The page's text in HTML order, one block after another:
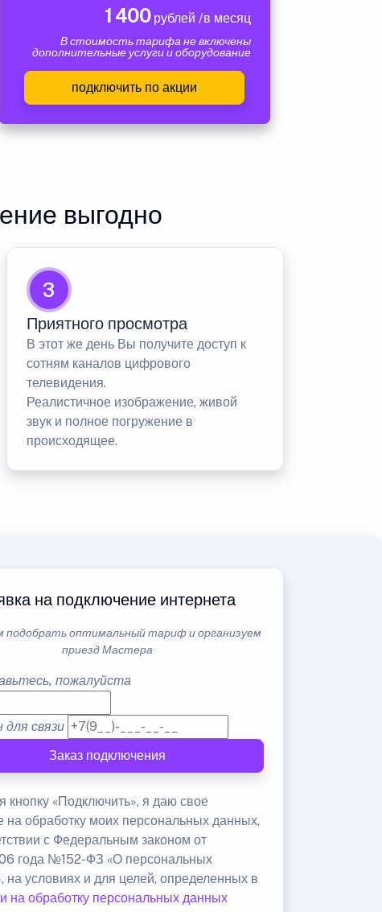
1 400рублей /в месяц
В стоимость тарифа не включены
дополнительные услуги и оборудование
подключить по акции
выгодно
3
Приятного просмотра
В этот же день Вы получите доступ к
сотням каналов цифрового
телевидения.
Реалистичное изображение, живой
звук и полное погружение в
происходящее.
на подключение интернета
подобрать оптимальный тариф и организуем
приезд Мастера
пожалуйста
для связи
Заказ подключения
кнопку «Подключить», я даю свое
на обработку моих персональных данных,
с Федеральным законом от
года №152-ФЗ «О персональных
на условиях и для целей, определенных в
на обработку персональных данных